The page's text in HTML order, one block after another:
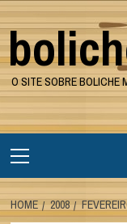
Skip
to
content
O SITE SOBRE BOLICHE
Menu
HOME 2008